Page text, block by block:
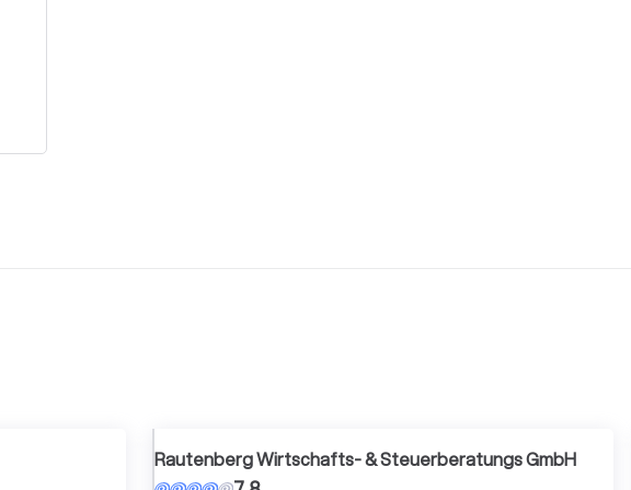
Rautenberg Wirtschafts- & Steuerberatungs GmbH